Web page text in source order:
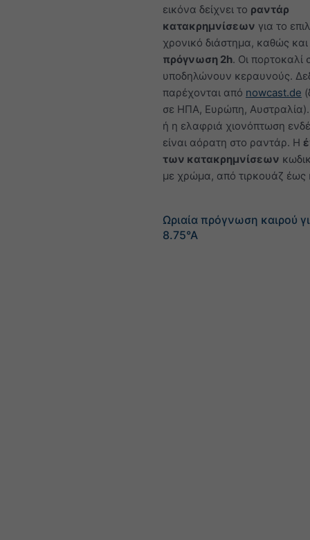
εικόνα δείχνει το ραντάρ
κατακρημνίσεων για το
χρονικό διάστημα, καθώς και
πρόγνωση 2h. Οι πορτοκαλί
υποδηλώνουν κεραυνούς.
παρέχονται από nowcast.de
σε ΗΠΑ, Ευρώπη,
ή η ελαφριά χιονόπτωση
είναι αόρατη στο ραντάρ. Η
των κατακρημνίσεων
με χρώμα, από τιρκουάζ έως
Ωριαία πρόγνωση καιρού
8.75°Α